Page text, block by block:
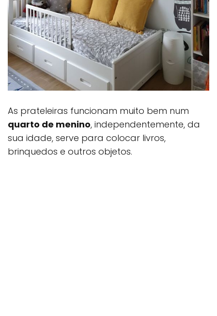
As prateleiras funcionam muito bem num
quarto de menino, independentemente, da
sua idade, serve para colocar livros,
brinquedos e outros objetos.